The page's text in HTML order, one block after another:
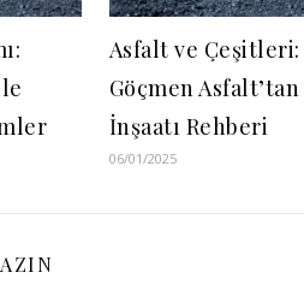
Asfalt ve Çeşitleri:
Göçmen Asfalt’tan
İnşaatı Rehberi
06/01/2025